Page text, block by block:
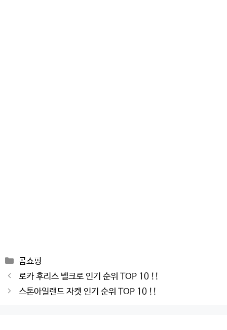
Categories
곰쇼핑
Post
navigation
로카 후리스 벨크로 인기 순위 TOP 10 !!
스톤아일랜드 자켓 인기 순위 TOP 10 !!